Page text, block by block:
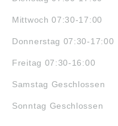
Mittwoch 07:30-17:00
Donnerstag 07:30-17:00
Freitag 07:30-16:00
Samstag Geschlossen
Sonntag Geschlossen